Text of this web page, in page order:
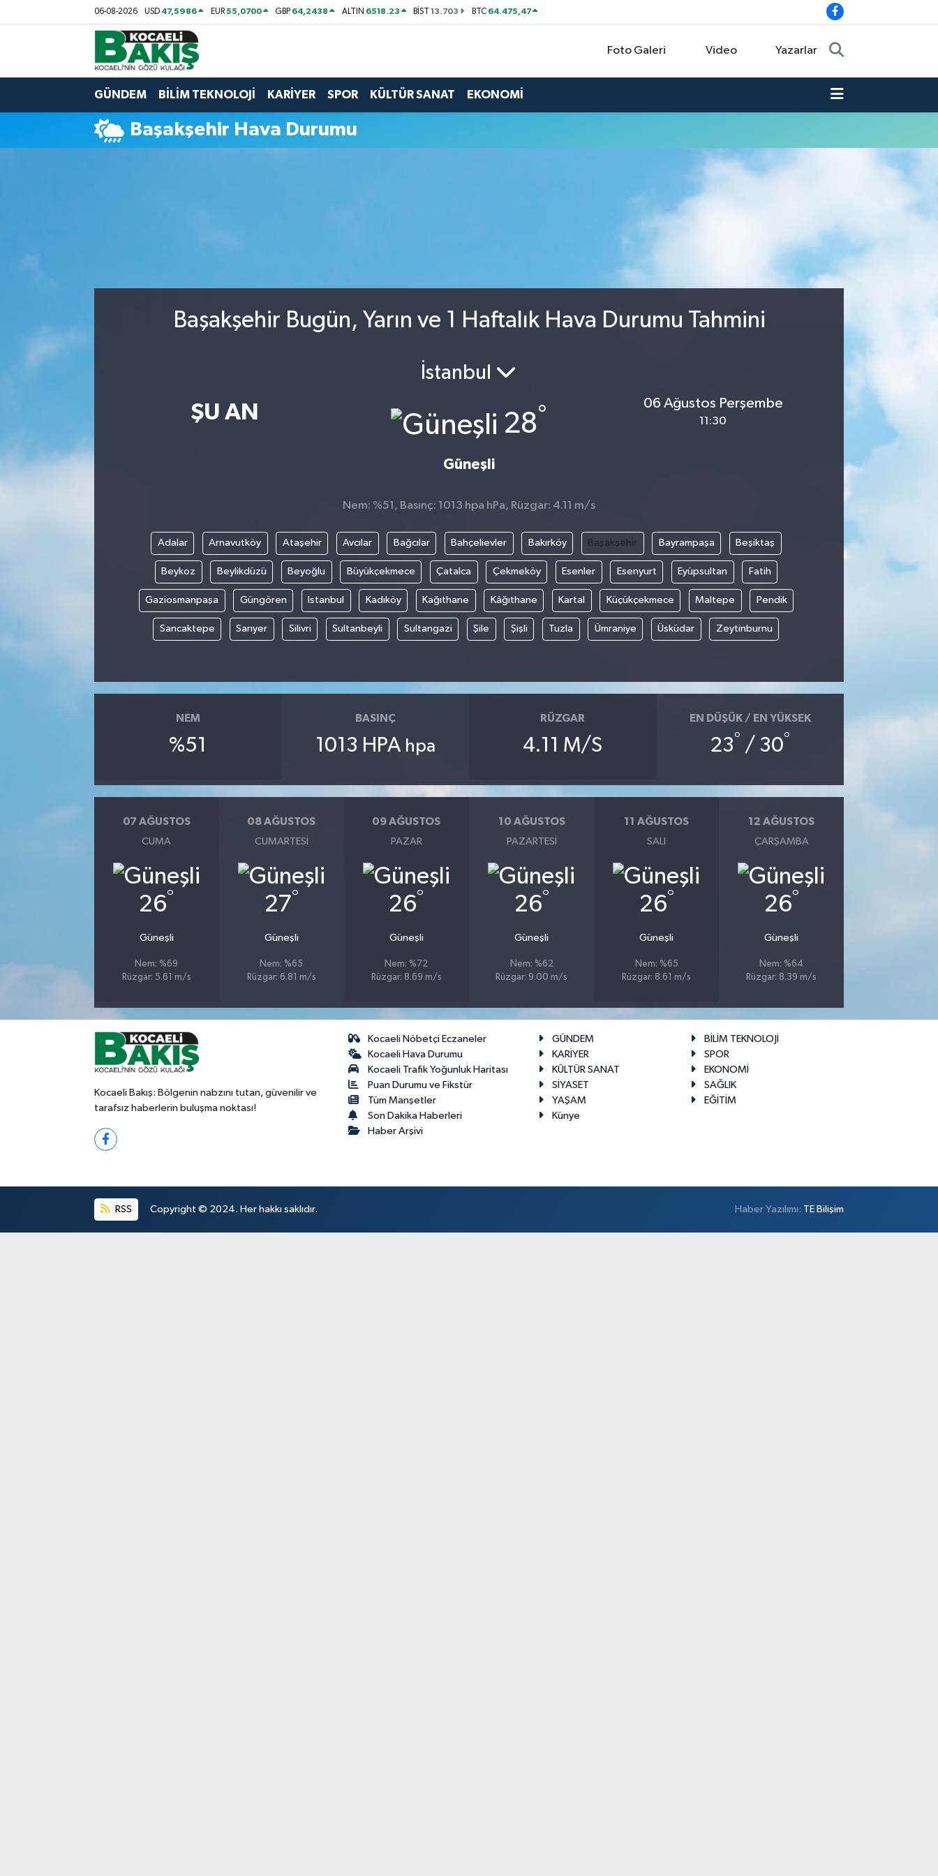
06-08-2026 USD 47,5986 EUR55,0700 GBP 64,2438 ALTIN 6518.23 BİST13.703 BTC 64.475,47
Foto Galeri Video Yazarlar
GÜNDEM BİLİM TEKNOLOJİ KARİYER SPOR KÜLTÜR SANAT EKONOMİ
Başakşehir Hava Durumu
Başakşehir Bugün, Yarın ve 1 Haftalık Hava Durumu Tahmini
ŞU AN
İstanbul
28°
Güneşli
06 Ağustos Perşembe
11:30
Nem: %51, Basınç: 1013 hpa hPa, Rüzgar: 4.11 m/s
Adalar Arnavutköy Ataşehir Avcılar Bağcılar Bahçelievler Bakırköy Başakşehir Bayrampaşa Beşiktaş
Beykoz Beylikdüzü Beyoğlu Büyükçekmece Çatalca Çekmeköy Esenler Esenyurt Eyüpsultan Fatih
Gaziosmanpaşa Güngören Istanbul Kadıköy Kağıthane Kâğıthane Kartal Küçükçekmece Maltepe Pendik
Sancaktepe Sarıyer Silivri Sultanbeyli Sultangazi Şile Şişli Tuzla Ümraniye Üsküdar Zeytinburnu
NEM
%51
BASINÇ
1013 HPA hpa
RÜZGAR
4.11 M/S
EN DÜŞÜK / EN YÜKSEK
23° / 30°
07 AĞUSTOS
CUMA
26°
Güneşli
Nem: %69
Rüzgar: 5.61 m/s
08 AĞUSTOS
CUMARTESI
27°
Güneşli
Nem: %65
Rüzgar: 6.81 m/s
09 AĞUSTOS
PAZAR
26°
Güneşli
Nem: %72
Rüzgar: 8.69 m/s
10 AĞUSTOS
PAZARTESI
26°
Güneşli
Nem: %62
Rüzgar: 9.00 m/s
11 AĞUSTOS
SALI
26°
Güneşli
Nem: %65
Rüzgar: 8.61 m/s
12 AĞUSTOS
ÇARŞAMBA
26°
Güneşli
Nem: %64
Rüzgar: 8.39 m/s
Kocaeli Bakış: Bölgenin nabzını tutan, güvenilir ve
tarafsız haberlerin buluşma noktası!
Kocaeli Nöbetçi Eczaneler
Kocaeli Hava Durumu
Kocaeli Trafik Yoğunluk Haritası
Puan Durumu ve Fikstür
Tüm Manşetler
Son Dakika Haberleri
Haber Arşivi
GÜNDEM
BİLİM TEKNOLOJİ
KARİYER
SPOR
KÜLTÜR SANAT
EKONOMİ
SİYASET
SAĞLIK
YAŞAM
EĞİTİM
Künye
RSS Copyright © 2024. Her hakkı saklıdır. Haber Yazılımı: TE Bilişim
Kocaeli Nöbetçi Eczaneler
Kocaeli Hava Durumu
Kocaeli Trafik Yoğunluk Haritası